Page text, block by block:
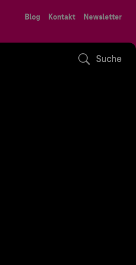
Blog Kontakt Newsletter
Suche